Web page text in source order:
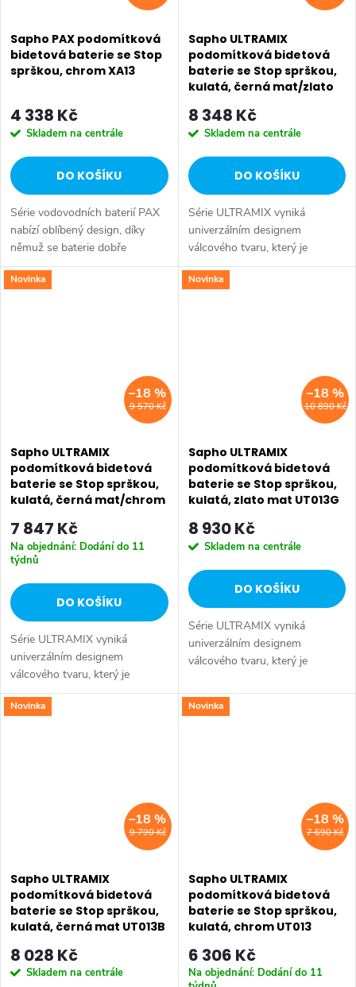
Sapho PAX podomítková
bidetová baterie se Stop
sprškou, chrom XA13
4 338 Kč
Skladem na centrále
DO KOŠÍKU
Série vodovodních baterií PAX
nabízí oblíbený design, díky
němuž se baterie dobře
kombinují s ostatním zařízením
koupelny. Série: PAX • Barva:
Sapho ULTRAMIX
podomítková bidetová
baterie se Stop sprškou,
kulatá, černá mat/zlato
8 348 Kč
Skladem na centrále
DO KOŠÍKU
Série ULTRAMIX vyniká
univerzálním designem
válcového tvaru, který je
doplněn decentní hranou a
úzkou páčkou – kombinace,
Novinka
9 570 Kč
–18 %
Sapho ULTRAMIX
podomítková bidetová
baterie se Stop sprškou,
kulatá, černá mat/chrom
7 847 Kč
Na objednání: Dodání do 11
týdnů
DO KOŠÍKU
Série ULTRAMIX vyniká
univerzálním designem
válcového tvaru, který je
doplněn decentní hranou a
úzkou páčkou – kombinace,
Novinka
10 890 Kč
–18 %
Sapho ULTRAMIX
podomítková bidetová
baterie se Stop sprškou,
kulatá, zlato mat UT013G
8 930 Kč
Skladem na centrále
DO KOŠÍKU
Série ULTRAMIX vyniká
univerzálním designem
válcového tvaru, který je
úzkou páčkou – kombinace,
která je nejen esteticky
Novinka
9 790 Kč
–18 %
Sapho ULTRAMIX
podomítková bidetová
baterie se Stop sprškou,
kulatá, černá mat UT013B
8 028 Kč
Skladem na centrále
Novinka
7 690 Kč
–18 %
Sapho ULTRAMIX
podomítková bidetová
baterie se Stop sprškou,
kulatá, chrom UT013
6 306 Kč
Na objednání: Dodání do 11